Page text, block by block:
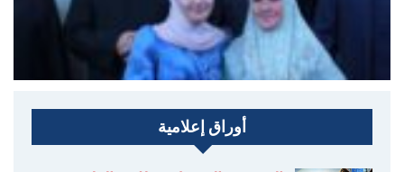
أوراق إعلامية